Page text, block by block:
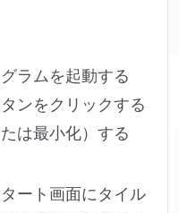
ラムを起動する
ンをクリックする
は最小化）する
ート画面にタイル